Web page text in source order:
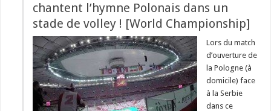
chantent l’hymne Polonais dans un
stade de volley ! [World Championship]
Lors du match
d’ouverture de
la Pologne (à
domicile) face
à la Serbie
dans ce